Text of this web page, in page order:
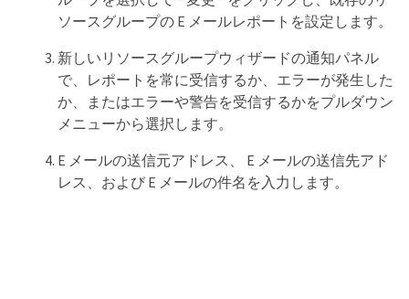
ソースグループの E メールレポートを設定します。
新しいリソースグループウィザードの通知パネル
で、レポートを常に受信するか、エラーが発生した
か、またはエラーや警告を受信するかをプルダウン
メニューから選択します。
E メールの送信元アドレス、 E メールの送信先アド
レス、および E メールの件名を入力します。